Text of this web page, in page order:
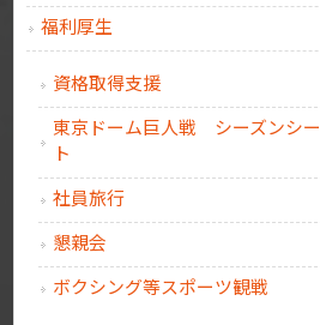
福利厚生
資格取得支援
東京ドーム巨人戦 シーズンシー
ト
社員旅行
懇親会
ボクシング等スポーツ観戦